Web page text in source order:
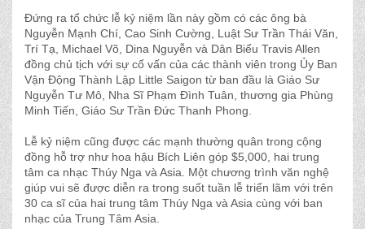
Ðứng ra tổ chức lễ kỷ niệm lần này gồm có các ông bà
Nguyễn Mạnh Chí, Cao Sinh Cường, Luật Sư Trần Thái Văn,
Trí Tạ, Michael Võ, Dina Nguyễn và Dân Biểu Travis Allen
đồng chủ tịch với sự cố vấn của các thành viên trong Ủy Ban
Vận Ðộng Thành Lập Little Saigon từ ban đầu là Giáo Sư
Nguyễn Tư Mô, Nha Sĩ Phạm Ðình Tuân, thương gia Phùng
Minh Tiến, Giáo Sư Trần Ðức Thanh Phong.
Lễ kỷ niệm cũng được các mạnh thường quân trong cộng
đồng hỗ trợ như hoa hậu Bích Liên góp $5,000, hai trung
tâm ca nhạc Thúy Nga và Asia. Một chương trình văn nghệ
giúp vui sẽ được diễn ra trong suốt tuần lễ triển lãm với trên
30 ca sĩ của hai trung tâm Thúy Nga và Asia cùng với ban
nhạc của Trung Tâm Asia.